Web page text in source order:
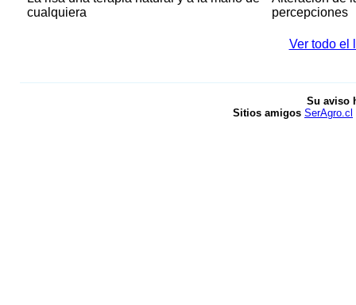
cualquiera
percepciones
Ver todo el
Su aviso
Sitios amigos SerAgro.cl